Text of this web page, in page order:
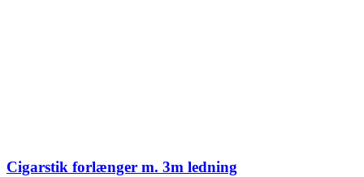
Cigarstik forlænger m. 3m ledning